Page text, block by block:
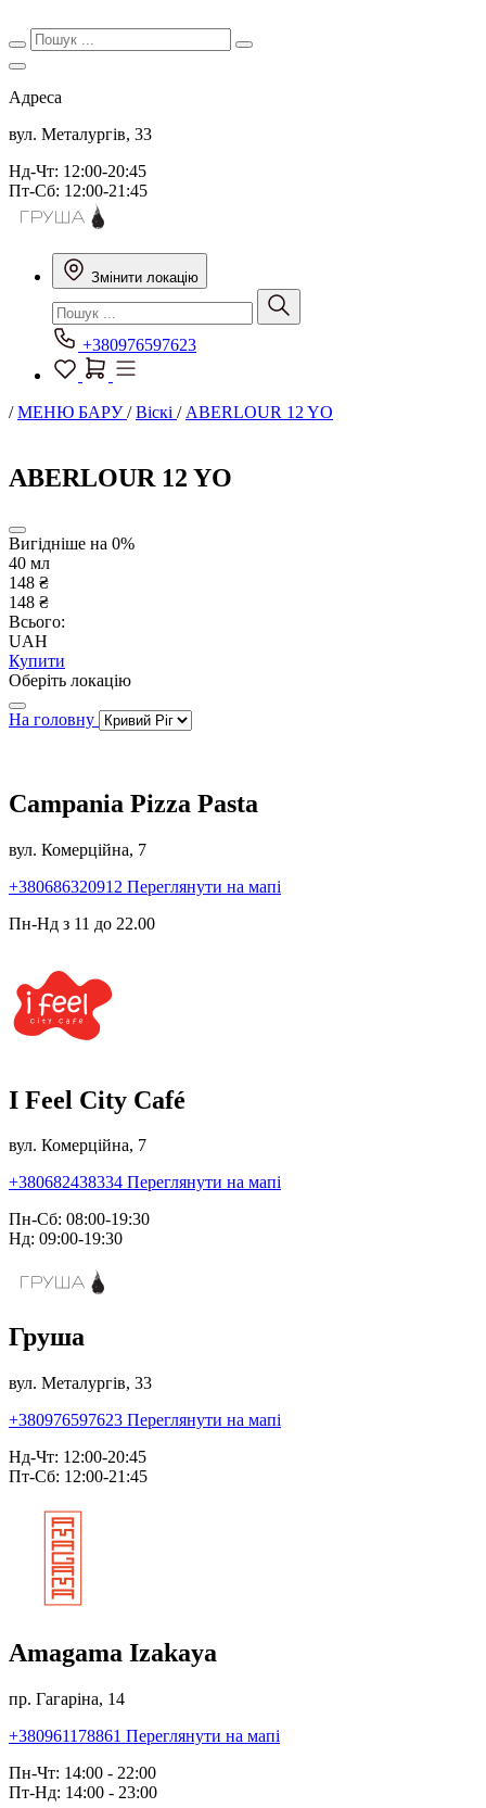
Адреса
вул. Металургів, 33
Нд-Чт: 12:00-20:45
Пт-Сб: 12:00-21:45
Змінити локацію
+380976597623
/МЕНЮ БАРУ/Віскі / ABERLOUR 12 YO
ABERLOUR 12 YO
Вигідніше на 0%
40 мл
148 ₴
148 ₴
Всього:
UAH
Купити
Оберіть локацію
На головну
Campania Pizza Pasta
вул. Комерційна, 7
+380686320912 Переглянути на мапі
Пн-Нд з 11 до 22.00
I Feel City Café
вул. Комерційна, 7
+380682438334 Переглянути на мапі
Пн-Сб: 08:00-19:30
Нд: 09:00-19:30
Груша
вул. Металургів, 33
+380976597623 Переглянути на мапі
Нд-Чт: 12:00-20:45
Пт-Сб: 12:00-21:45
Amagama Izakaya
пр. Гагаріна, 14
+380961178861 Переглянути на мапі
Пн-Чт: 14:00 - 22:00
Пт-Нд: 14:00 - 23:00